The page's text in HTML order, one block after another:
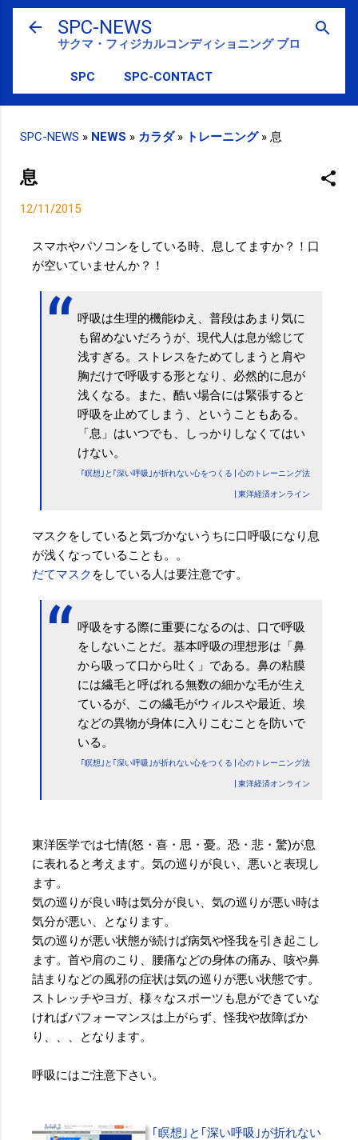
スキップしてメイン コンテンツに移動
SPC-NEWS
サクマ・フィジカルコンディショニング ブログ
SPC SPC-CONTACT
SPC-NEWS » NEWS » カラダ» トレーニング» 息
息
12/11/2015
スマホやパソコンをしている時、息してますか？！口
が空いていませんか？！
呼吸は生理的機能ゆえ、普段はあまり気に
も留めないだろうが、現代人は息が総じて
浅すぎる。ストレスをためてしまうと肩や
胸だけで呼吸する形となり、必然的に息が
浅くなる。また、酷い場合には緊張すると
呼吸を止めてしまう、ということもある。
「息」はいつでも、しっかりしなくてはい
けない。
｢瞑想｣と｢深い呼吸｣が折れない心をつくる | 心のトレーニング法
| 東洋経済オンライン
マスクをしていると気づかないうちに口呼吸になり息
が浅くなっていることも。。
だてマスク をしている人は要注意です。
呼吸をする際に重要になるのは、口で呼吸
をしないことだ。基本呼吸の理想形は「鼻
から吸って口から吐く」である。鼻の粘膜
には繊毛と呼ばれる無数の細かな毛が生え
ているが、この繊毛がウィルスや最近、埃
などの異物が身体に入りこむことを防いで
いる。
｢瞑想｣と｢深い呼吸｣が折れない心をつくる | 心のトレーニング法
| 東洋経済オンライン
東洋医学では七情(怒・喜・思・憂。恐・悲・驚)が息
に表れると考えます。気の巡りが良い、悪いと表現し
ます。
気の巡りが良い時は気分が良い、気の巡りが悪い時は
気分が悪い、となります。
気の巡りが悪い状態が続けば病気や怪我を引き起こし
ます。首や肩のこり、腰痛などの身体の痛み、咳や鼻
詰まりなどの風邪の症状は気の巡りが悪い状態です。
ストレッチやヨガ、様々なスポーツも息ができていな
ければパフォーマンスは上がらず、怪我や故障ばか
り、、、となります。
呼吸にはご注意下さい。
｢瞑想｣と｢深い呼吸｣が折れない